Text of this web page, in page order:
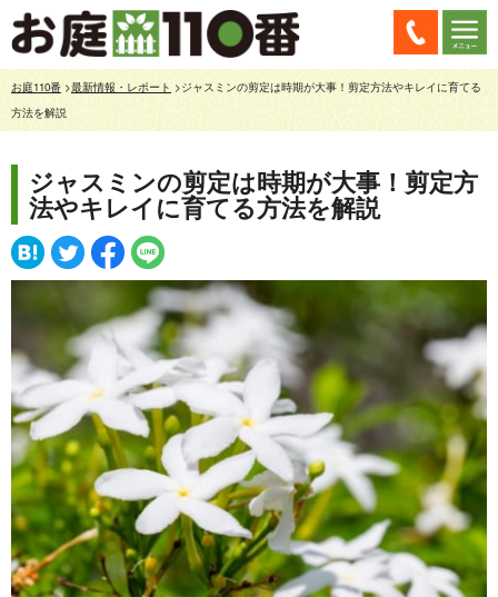
お庭110番>最新情報・レポート >ジャスミンの剪定は時期が大事！剪定方法やキレイに育てる
方法を解説
ジャスミンの剪定は時期が大事！剪定方
法やキレイに育てる方法を解説